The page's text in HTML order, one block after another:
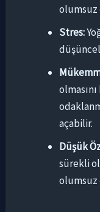
olumsuz
Stres:
açabilir.
Düşük
sürekli
olumsuz